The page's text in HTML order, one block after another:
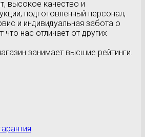
высокое качество и
подготовленный персонал,
и индивидуальная забота о
нас отличает от других
занимает высшие рейтинги.